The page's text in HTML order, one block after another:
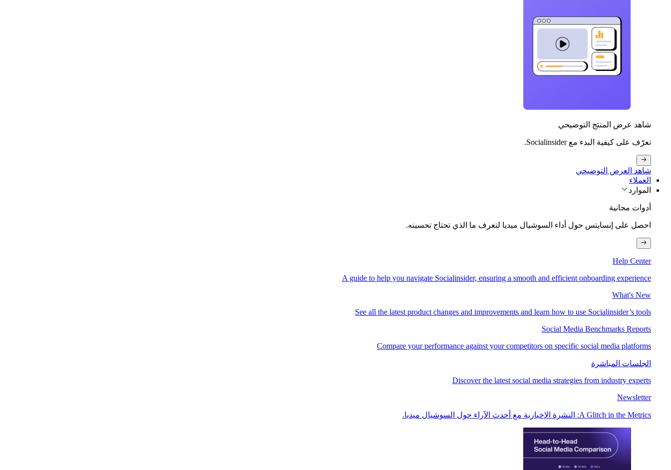
شاهد عرض المنتج التوضيحي
تعرّف على كيفية البدء مع Socialinsider.
شاهد العرض التوضيحي
العملاء
الموارد
أدوات مجانية
احصل على إنسايتس حول أداء السوشيال ميديا لتعرف ما الذي تحتاج تحسينه.
Help Center
A guide to help you navigate Socialinsider, ensuring a smooth and efficient onboarding experience
What's New
See all the latest product changes and improvements and learn how to use Socialinsider’s tools
Social Media Benchmarks Reports
Compare your performance against your competitors on specific social media platforms
الجلسات المباشرة
Discover the latest social media strategies from industry experts
Newsletter
A Glitch in the Metrics: النشرة الإخبارية مع أحدث الآراء حول السوشيال ميديا.